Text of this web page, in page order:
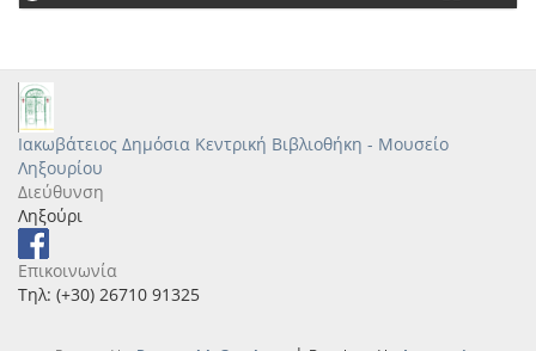
Ιακωβάτειος Δημόσια Κεντρική Βιβλιοθήκη - Μουσείο
Ληξουρίου
Διεύθυνση
Ληξούρι
Επικοινωνία
Τηλ: (+30) 26710 91325